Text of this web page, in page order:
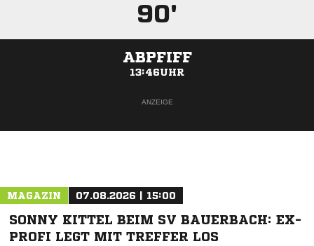
90'
ABPFIFF
13:46UHR
ANZEIGE
MAGAZIN 07.08.2026 | 15:00
SONNY KITTEL BEIM SV BAUERBACH: EX-
PROFI LEGT MIT TREFFER LOS